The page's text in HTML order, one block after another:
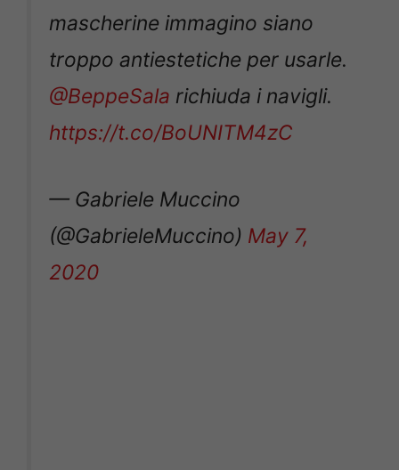
mascherine immagino siano
troppo antiestetiche per usarle.
@BeppeSala richiuda i navigli.
https://t.co/BoUNITM4zC
— Gabriele Muccino
(@GabrieleMuccino) May 7,
2020